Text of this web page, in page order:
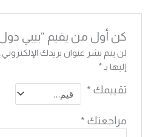
كن أول من يقيم “بيبي
لن يتم نشر عنوان بريدك الإلكتروني.
إليها بـ*
تقييمك *
مراجعتك *